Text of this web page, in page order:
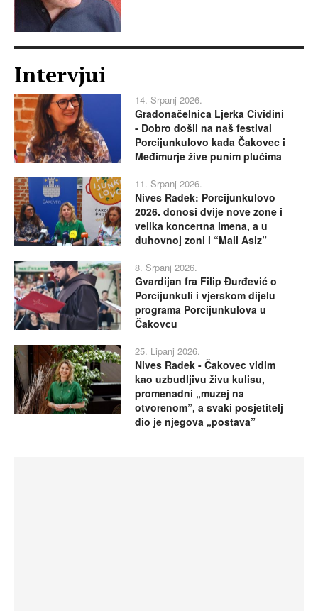
Intervjui
14. Srpanj 2026.
Gradonačelnica Ljerka Cividini
- Dobro došli na naš festival
Porcijunkulovo kada Čakovec i
Međimurje žive punim plućima
11. Srpanj 2026.
Nives Radek: Porcijunkulovo
2026. donosi dvije nove zone i
velika koncertna imena, a u
duhovnoj zoni i “Mali Asiz”
8. Srpanj 2026.
Gvardijan fra Filip Đurđević o
Porcijunkuli i vjerskom dijelu
programa Porcijunkulova u
Čakovcu
25. Lipanj 2026.
Nives Radek - Čakovec vidim
kao uzbudljivu živu kulisu,
promenadni „muzej na
otvorenom”, a svaki posjetitelj
dio je njegova „postava”